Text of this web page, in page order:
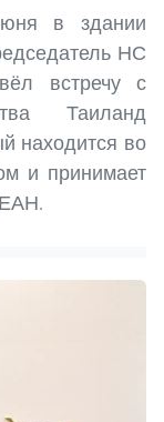
в здании
НС
встречу с
Таиланд
находится во
и принимает